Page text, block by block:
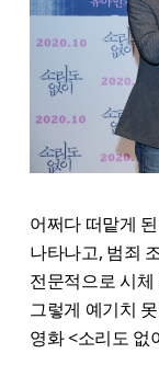
어쩌다 떠맡게
나타나고, 범죄
전문적으로 시
그렇게 예기치
영화 <소리도 없